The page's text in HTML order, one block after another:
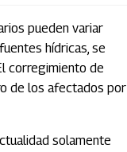
pueden variar
hídricas, se
corregimiento de
de los afectados por
solamente